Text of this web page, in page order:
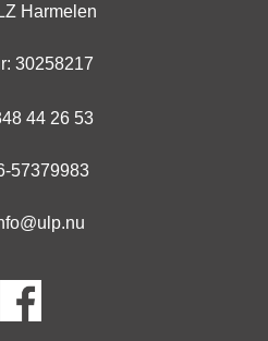
Harmelen
30258217
44 26 53
57379983